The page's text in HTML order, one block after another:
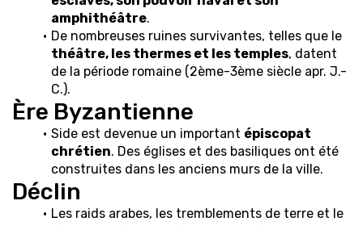
amphithéâtre.
De nombreuses ruines survivantes, telles que le
théâtre, les thermes et les temples, datent
de la période romaine (2ème-3ème siècle apr. J.-
C.).
Ère Byzantienne
Side est devenue un important épiscopat
chrétien. Des églises et des basiliques ont été
construites dans les anciens murs de la ville.
Déclin
Les raids arabes, les tremblements de terre et le